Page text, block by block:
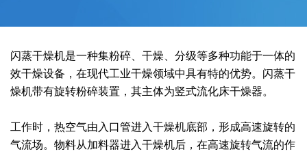
公司荣誉
范群文化
载体催化剂全自动生产线系列
回转圆筒干燥焙烧系列
喷雾干燥机系列
新能源新材料行业
制药行业
环保行业
技术中心
工程实验室
质量监督技术中心
新闻中心
行业新闻
常见问题
社会责任
闪蒸干燥机是一种集粉碎、干燥、分级等多种功能于一体的
效干燥设备，在现代工业干燥领域中具有特的优势。闪蒸干
燥机带有旋转粉碎装置，其主体为竖式流化床干燥器。
工作时，热空气由入口管进入干燥机底部，形成高速旋转的
气流场。物料从加料器进入干燥机后，在高速旋转气流的作